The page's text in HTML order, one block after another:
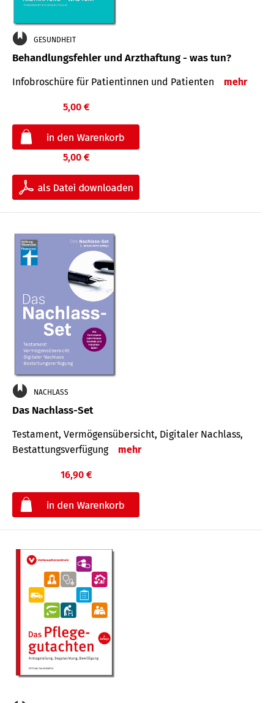
GESUNDHEIT
Behandlungsfehler und Arzthaftung - was tun?
Infobroschüre für Patientinnen und Patienten mehr
5,00 €
5,00 €
NACHLASS
Das Nachlass-Set
Testament, Vermögens­übersicht, Digitaler Nach­lass,
Bestat­tungs­ver­fügung
mehr
16,90 €